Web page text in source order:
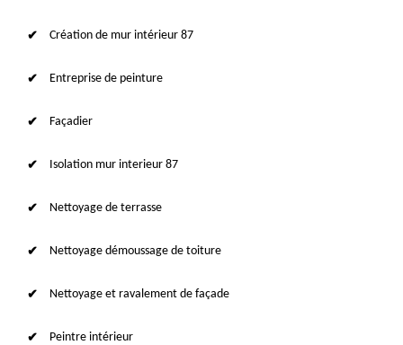
Création de mur intérieur 87
Entreprise de peinture
Façadier
Isolation mur interieur 87
Nettoyage de terrasse
Nettoyage démoussage de toiture
Nettoyage et ravalement de façade
Peintre intérieur